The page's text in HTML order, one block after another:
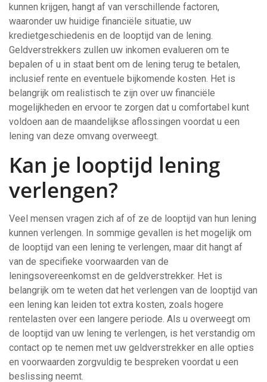
kunnen krijgen, hangt af van verschillende factoren,
waaronder uw huidige financiële situatie, uw
kredietgeschiedenis en de looptijd van de lening.
Geldverstrekkers zullen uw inkomen evalueren om te
bepalen of u in staat bent om de lening terug te betalen,
inclusief rente en eventuele bijkomende kosten. Het is
belangrijk om realistisch te zijn over uw financiële
mogelijkheden en ervoor te zorgen dat u comfortabel kunt
voldoen aan de maandelijkse aflossingen voordat u een
lening van deze omvang overweegt.
Kan je looptijd lening
verlengen?
Veel mensen vragen zich af of ze de looptijd van hun lening
kunnen verlengen. In sommige gevallen is het mogelijk om
de looptijd van een lening te verlengen, maar dit hangt af
van de specifieke voorwaarden van de
leningsovereenkomst en de geldverstrekker. Het is
belangrijk om te weten dat het verlengen van de looptijd van
een lening kan leiden tot extra kosten, zoals hogere
rentelasten over een langere periode. Als u overweegt om
de looptijd van uw lening te verlengen, is het verstandig om
contact op te nemen met uw geldverstrekker en alle opties
en voorwaarden zorgvuldig te bespreken voordat u een
beslissing neemt.